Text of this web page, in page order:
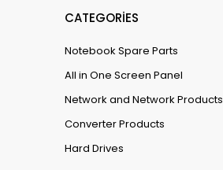
CATEGORİES
Notebook Spare Parts
All in One Screen Panel
Network and Network Products
Converter Products
Hard Drives